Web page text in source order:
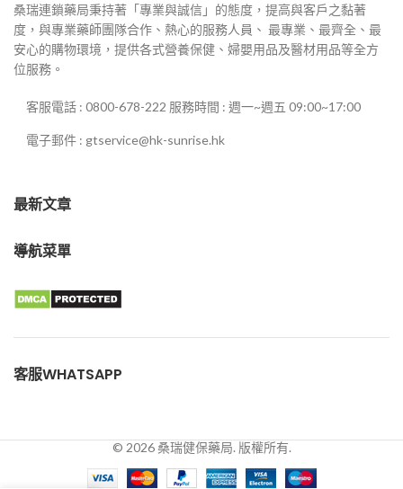
桑瑞連鎖藥局秉持著「專業與誠信」的態度，提高與客戶之黏著
度，與專業藥師團隊合作、熱心的服務人員、 最專業、最齊全、最
安心的購物環境，提供各式營養保健、婦嬰用品及醫材用品等全方
位服務。
客服電話 : 0800-678-222 服務時間 : 週一~週五 09:00~17:00
電子郵件 : gtservice@hk-sunrise.hk
最新文章
導航菜單
客服WHATSAPP
© 2026 桑瑞健保藥局. 版權所有.